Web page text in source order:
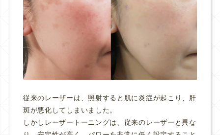
従来のレーザーは、照射すると肌に炎症が起こり、肝
斑が悪化してしまいました。
しかしレーザートーニングは、従来のレーザーと異な